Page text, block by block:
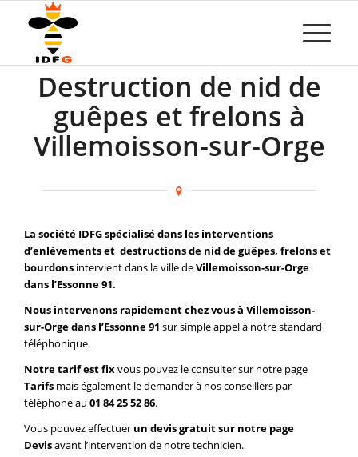
Destruction de nid de
guêpes et frelons à
Villemoisson-sur-Orge
La société IDFG spécialisé dans les interventions
d’enlèvements et destructions de nid de guêpes, frelons et
bourdons intervient dans la ville deVillemoisson-sur-Orge
dans l’Essonne 91.
Nous intervenons rapidement chez vous à Villemoisson-
sur-Orge dans l’Essonne 91 sur simple appel à notre standard
téléphonique.
Notre tarif est fixvous pouvez le consulter sur notre page
Tarifs mais également le demander à nos conseillers par
téléphone au 01 84 25 52 86.
Vous pouvez effectuer un devis gratuit sur notre page
Devisavant l’intervention de notre technicien.